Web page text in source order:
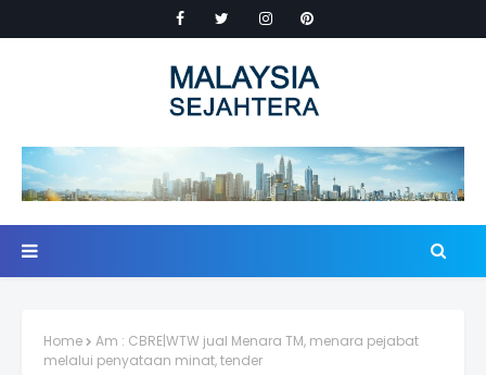
Home
Am : CBRE|WTW jual Menara TM, menara pejabat
melalui penyataan minat, tender